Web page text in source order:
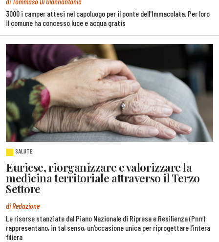
3000 i camper attesi nel capoluogo per il ponte dell'Immacolata. Per loro
il comune ha concesso luce e acqua gratis
SALUTE
Euricse, riorganizzare e valorizzare la
medicina territoriale attraverso il Terzo
Settore
di Redazione
Le risorse stanziate dal Piano Nazionale di Ripresa e Resilienza (Pnrr)
rappresentano, in tal senso, un’occasione unica per riprogettare l’intera
filiera